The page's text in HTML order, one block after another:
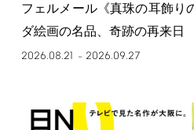
フェルメール《真珠の耳飾り
ダ絵画の名品、奇跡の再来日
2026.08.21 – 2026.09.27